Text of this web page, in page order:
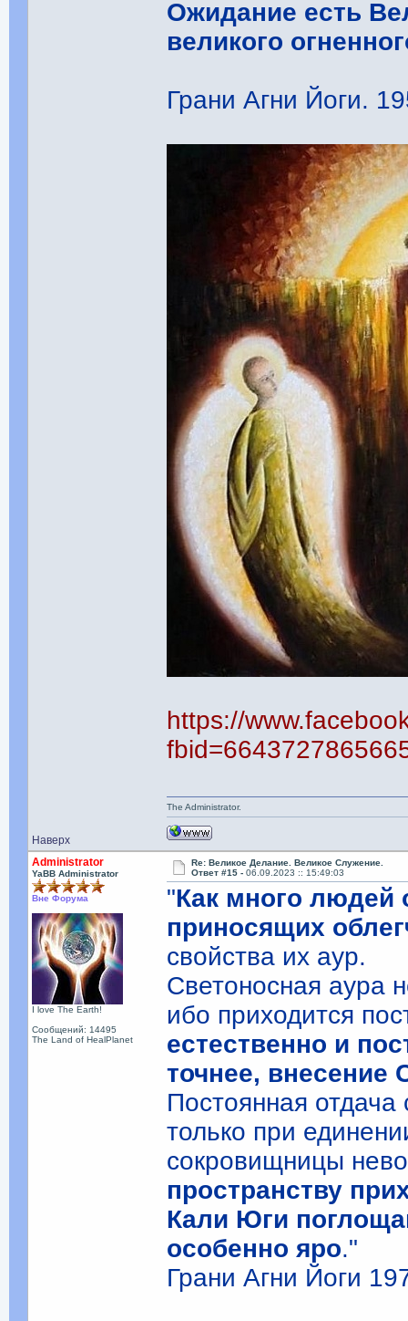
Ожидание есть
великого
Грани Агни Йоги.
https://
Наверх
The Administrator.
Administrator
YaBB Administrator
Вне Форума
I love The Earth!
Сообщений: 14495
The Land of HealPlanet
Re: Великое Делание. Великое Служение.
Ответ #15 -06.09.2023 :: 15:49:03
"Как много людей
приносящих
свойства их аур.
Светоносная аура
ибо приходится
естественно и
точнее, внесение
Постоянная
только при
сокровищницы
пространству
Кали Юги
особенно яро."
Грани Агни Йоги